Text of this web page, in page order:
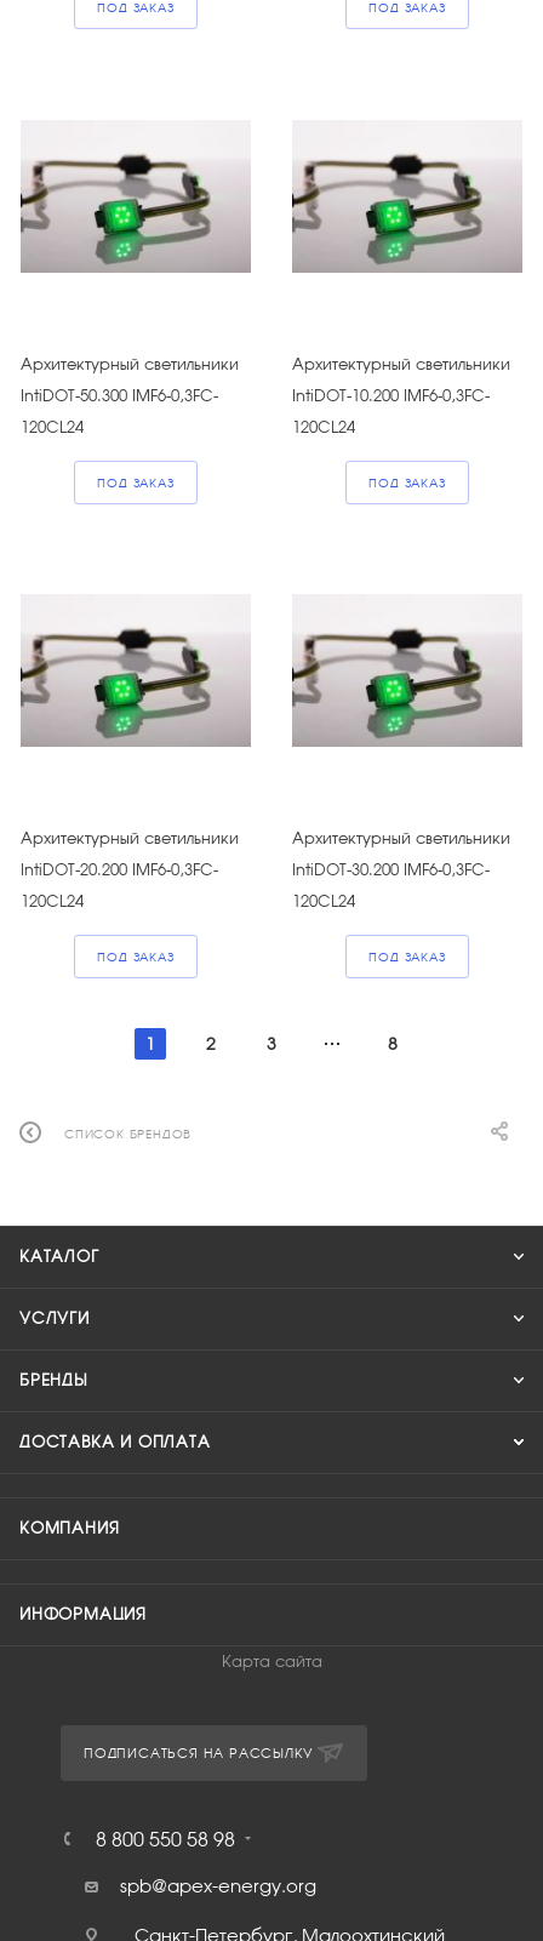
ПОД ЗАКАЗ ПОД ЗАКАЗ
Архитектурный светильники
IntiDOT-50.300 IMF6-0,3FC-
120CL24
ПОД ЗАКАЗ
Архитектурный светильники
IntiDOT-10.200 IMF6-0,3FC-
120CL24
ПОД ЗАКАЗ
Архитектурный светильники
IntiDOT-20.200 IMF6-0,3FC-
120CL24
ПОД ЗАКАЗ
Архитектурный светильники
IntiDOT-30.200 IMF6-0,3FC-
120CL24
ПОД ЗАКАЗ
1 2 3 8
СПИСОК БРЕНДОВ
КАТАЛОГ
УСЛУГИ
БРЕНДЫ
ДОСТАВКА И ОПЛАТА
КОМПАНИЯ
ИНФОРМАЦИЯ
Карта сайта
ПОДПИСАТЬСЯ НА РАССЫЛКУ
8 800 550 58 98
spb@apex-energy.org
Санкт-Петербург, Малоохтинский